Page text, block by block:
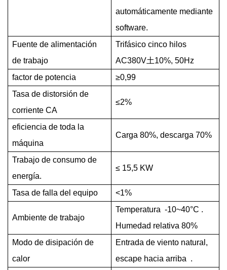
automáticamente mediante
software.
Fuente de alimentación
de trabajo
Trifásico cinco hilos
AC380V土10%, 50Hz
factor de potencia
≥0,99
Tasa de distorsión de
corriente CA
≤2%
eficiencia de toda la
máquina
Carga 80%, descarga 70%
Trabajo de consumo de
energía.
≤ 15,5 KW
Tasa de falla del equipo <1%
Ambiente de trabajo
Temperatura -10~40°C .
Humedad relativa 80%
Modo de disipación de
calor
Entrada de viento natural,
escape hacia arriba .